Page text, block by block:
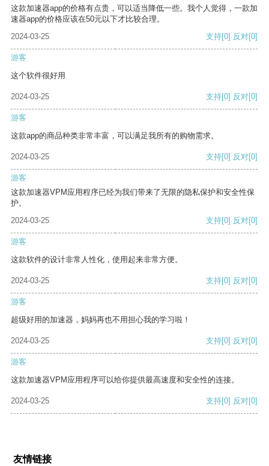
这款加速器app的价格有点贵，可以适当降低一些。我个人觉得，一款加
速器app的价格应该在50元以下才比较合理。
2024-03-25
支持[0] 反对[0]
游客
这个软件很好用
2024-03-25 支持[0] 反对[0]
游客
这款app的商品种类非常丰富，可以满足我所有的购物需求。
2024-03-25 支持[0] 反对[0]
游客
这款加速器VPM应用程序已经为我们带来了无限的隐私保护和安全性保
护。
2024-03-25
支持[0] 反对[0]
游客
这款软件的设计非常人性化，使用起来非常方便。
2024-03-25 支持[0] 反对[0]
游客
超级好用的加速器，妈妈再也不用担心我的学习啦！
2024-03-25 支持[0] 反对[0]
游客
这款加速器VPM应用程序可以给你提供最高速度和安全性的连接。
2024-03-25 支持[0] 反对[0]
友情链接